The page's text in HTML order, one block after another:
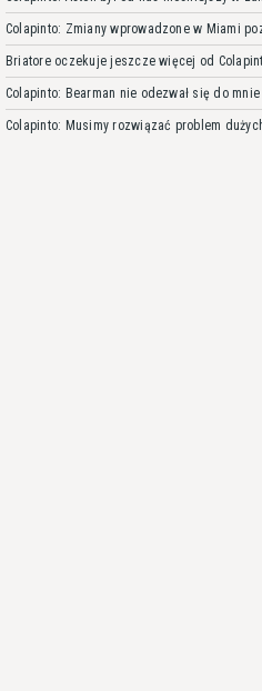
Colapinto: Zmiany wprowadzone w Miami
Briatore oczekuje jeszcze więcej od
Colapinto: Bearman nie odezwał się do
Colapinto: Musimy rozwiązać problem